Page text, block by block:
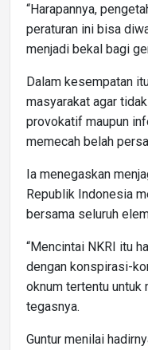
“Harapannya,
peraturan ini bisa
menjadi bekal bagi
Dalam kesempatan
masyarakat agar
provokatif maupun
memecah belah
Ia menegaskan
Republik Indonesia
bersama seluruh
“Mencintai NKRI itu
dengan konspirasi-
oknum tertentu untuk
tegasnya.
Guntur menilai